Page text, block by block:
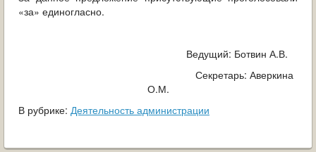
«за» единогласно.
Ведущий: Ботвин А.В.
Секретарь: Аверкина
О.М.
В рубрике: Деятельность администрации